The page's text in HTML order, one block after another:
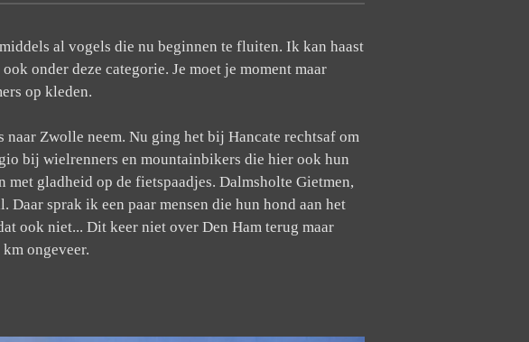
al vogels die nu beginnen te fluiten. Ik kan haast
onder deze categorie. Je moet je moment maar
op kleden.
Zwolle neem. Nu ging het bij Hancate rechtsaf om
bij wielrenners en mountainbikers die hier ook hun
gladheid op de fietspaadjes. Dalmsholte Gietmen,
sprak ik een paar mensen die hun hond aan het
ook niet... Dit keer niet over Den Ham terug maar
ongeveer.